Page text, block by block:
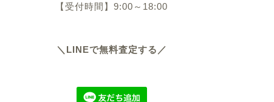
【受付時間】9:00～18:00
＼LINEで無料査定する／